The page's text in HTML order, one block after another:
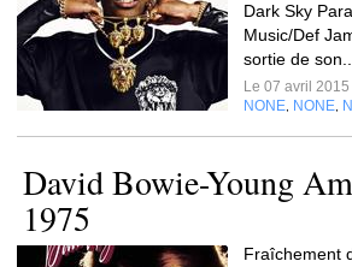
Dark Sky
Music/Def
sortie de son...
Le 07 avril
NONE NONE
David Bowie-Young
1975
Fraîchement